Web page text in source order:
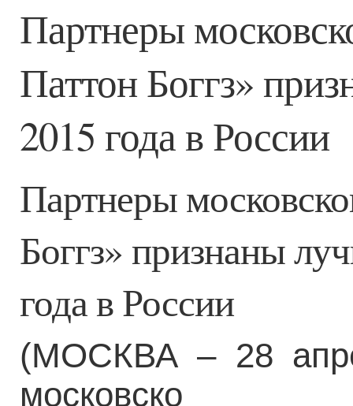
Партнеры
Паттон Боггз»
2015 года в России
Партнеры
Боггз» признаны
года в России
(МОСКВА – 28
московско